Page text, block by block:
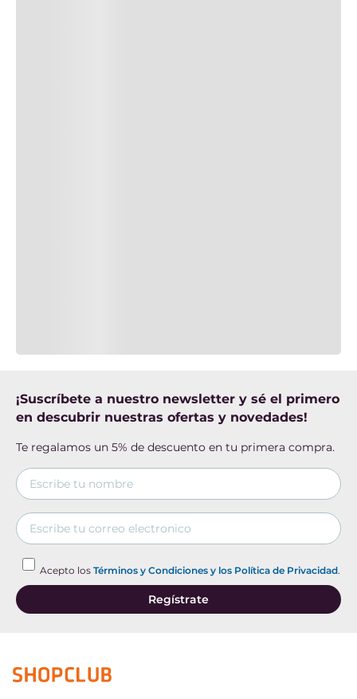
¡Suscríbete a nuestro newsletter y sé el primero
en descubrir nuestras ofertas y novedades!
Te regalamos un 5% de descuento en tu primera compra.
Acepto los Términos y Condiciones y los Política de Privacidad.
Regístrate